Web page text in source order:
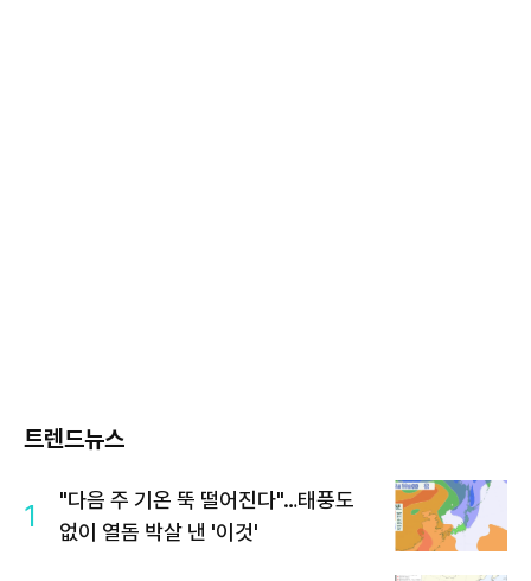
트렌드뉴스
1
"다음 주 기온 뚝 떨어진다"…태풍도
없이 열돔 박살 낸 '이것'